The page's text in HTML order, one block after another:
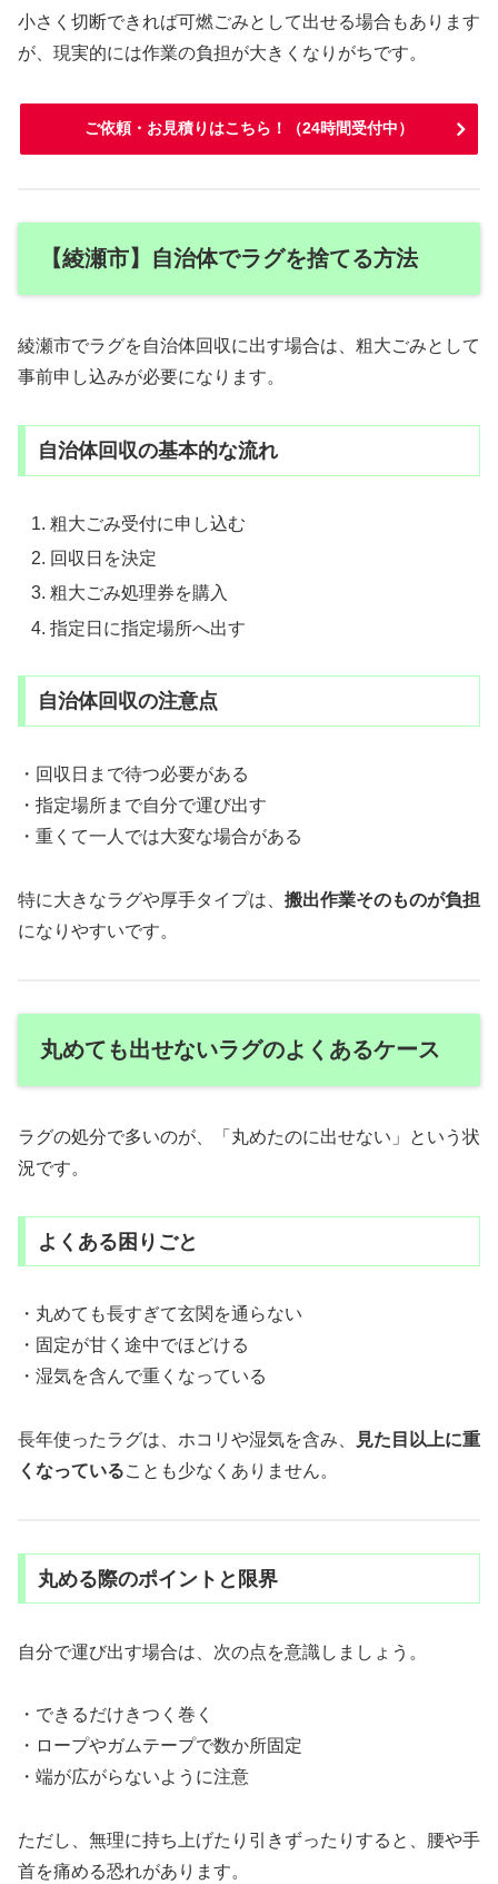
小さく切断できれば可燃ごみとして出せる場合もあります
が、現実的には作業の負担が大きくなりがちです。
ご依頼・お見積りはこちら！（24時間受付中）
【綾瀬市】自治体でラグを捨てる方法
綾瀬市でラグを自治体回収に出す場合は、粗大ごみとして
事前申し込みが必要になります。
自治体回収の基本的な流れ
粗大ごみ受付に申し込む
回収日を決定
粗大ごみ処理券を購入
指定日に指定場所へ出す
自治体回収の注意点
・回収日まで待つ必要がある
・指定場所まで自分で運び出す
・重くて一人では大変な場合がある
特に大きなラグや厚手タイプは、 搬出作業そのものが負担
になりやすいです。
丸めても出せないラグのよくあるケース
ラグの処分で多いのが、「丸めたのに出せない」という状
況です。
よくある困りごと
・丸めても長すぎて玄関を通らない
・固定が甘く途中でほどける
・湿気を含んで重くなっている
長年使ったラグは、ホコリや湿気を含み、
見た目以上に重
くなっていることも少なくありません。
丸める際のポイントと限界
自分で運び出す場合は、次の点を意識しましょう。
・できるだけきつく巻く
・ロープやガムテープで数か所固定
・端が広がらないように注意
ただし、無理に持ち上げたり引きずったりすると、腰や手
首を痛める恐れがあります。